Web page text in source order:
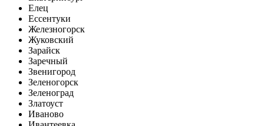
Елец
Ессентуки
Железногорск
Жуковский
Зарайск
Заречный
Звенигород
Зеленогорск
Зеленоград
Златоуст
Иваново